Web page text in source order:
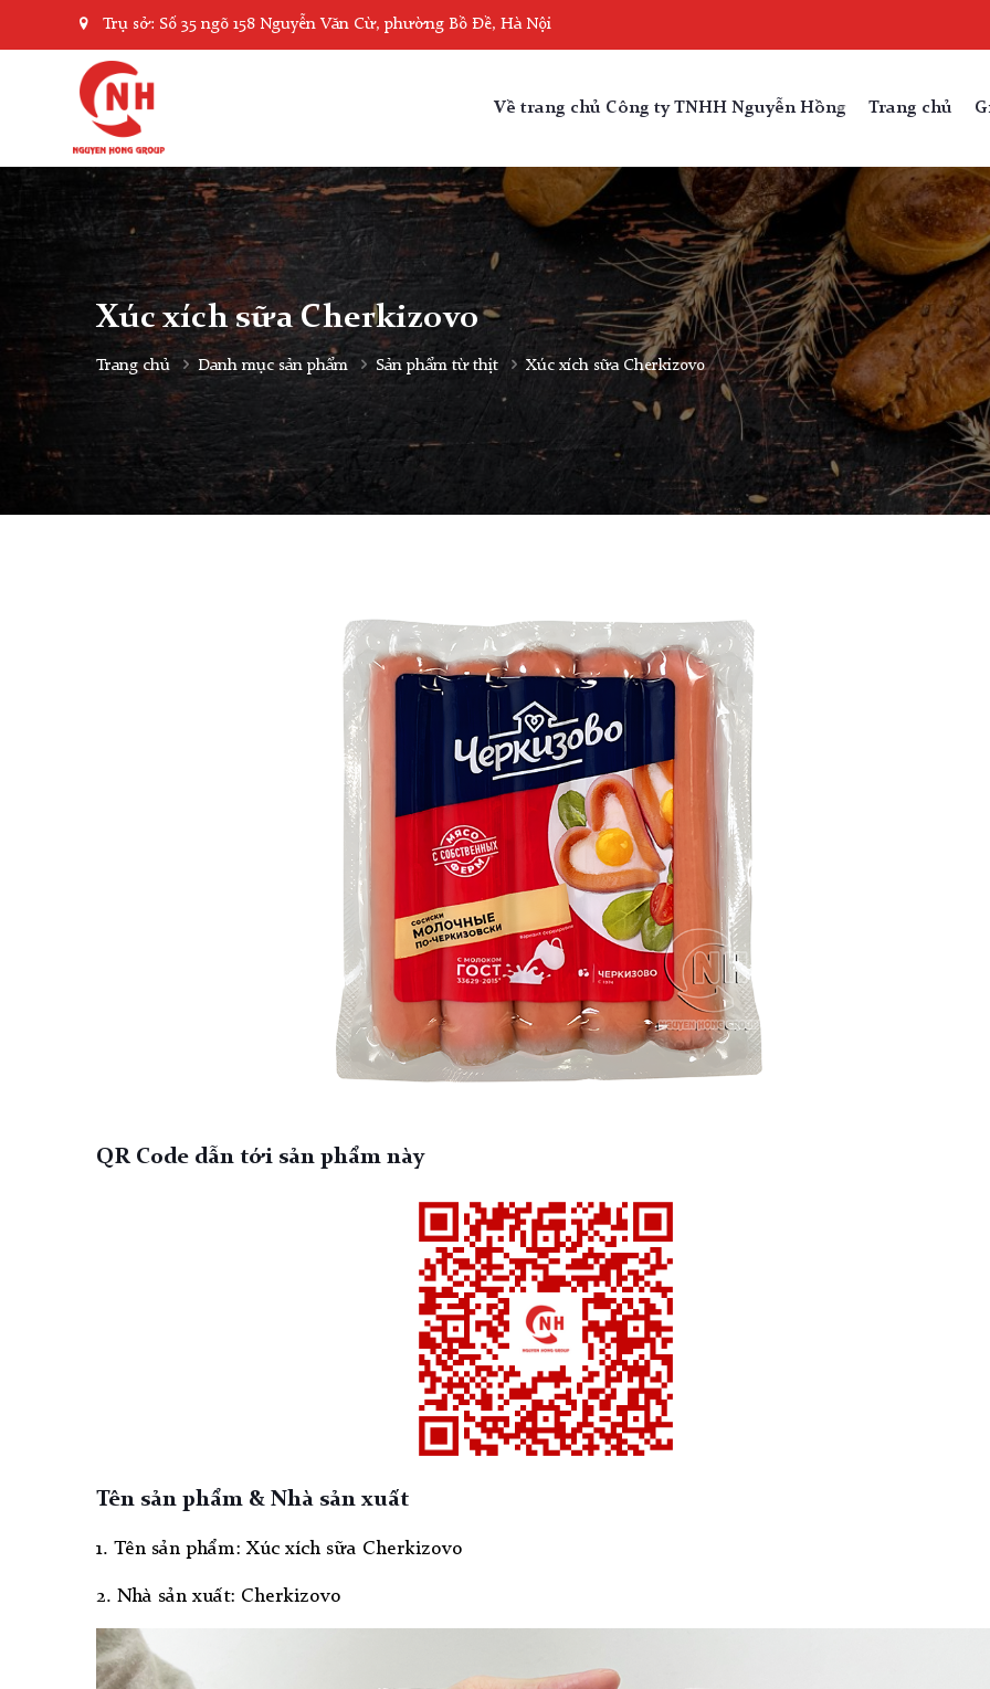
Trụ sở: Số 35 ngõ 158 Nguyễn Văn Cừ, phường Bồ Đề, Hà Nội
Về trang chủ Công ty TNHH Nguyễn Hồng Trang chủ
Xúc xích sữa Cherkizovo
Trang chủ Danh mục sản phẩm Sản phẩm từ thịt Xúc xích sữa Cherkizovo
QR Code dẫn tới sản phẩm này
Tên sản phẩm & Nhà sản xuất
1. Tên sản phẩm: Xúc xích sữa Cherkizovo
2. Nhà sản xuất: Cherkizovo